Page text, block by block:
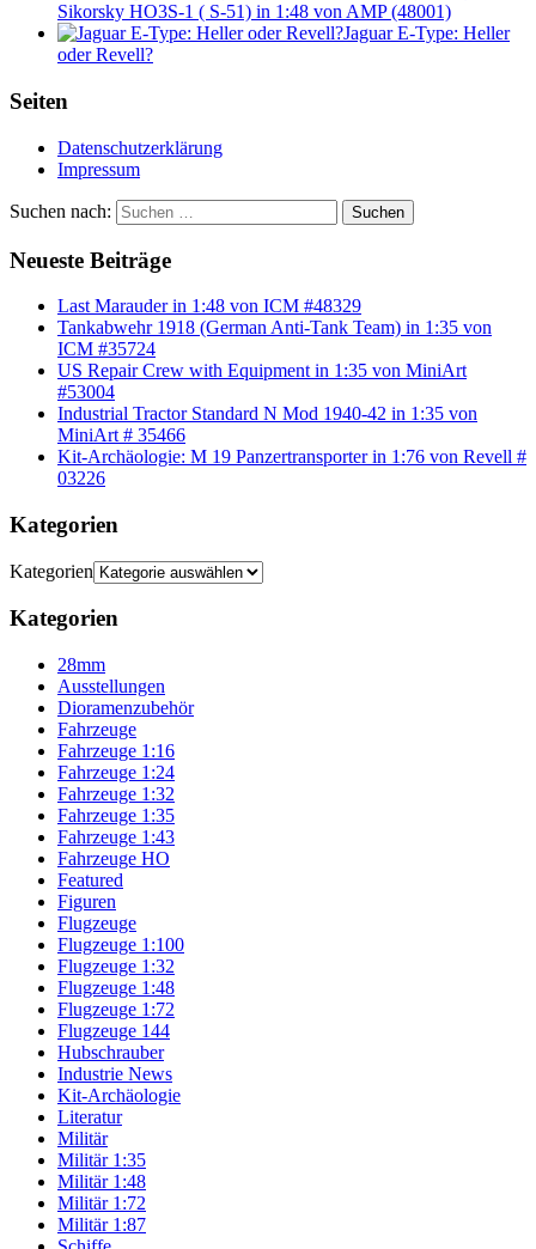
Sikorsky HO3S-1 ( S-51) in 1:48 von AMP (48001)
Jaguar E-Type: Heller
oder Revell?
Seiten
Datenschutzerklärung
Impressum
Suchen nach: Suchen
Neueste Beiträge
Last Marauder in 1:48 von ICM #48329
Tankabwehr 1918 (German Anti-Tank Team) in 1:35 von
ICM #35724
US Repair Crew with Equipment in 1:35 von MiniArt
#53004
Industrial Tractor Standard N Mod 1940-42 in 1:35 von
MiniArt # 35466
Kit-Archäologie: M 19 Panzertransporter in 1:76 von Revell #
03226
Kategorien
Kategorien
Kategorien
28mm
Ausstellungen
Dioramenzubehör
Fahrzeuge
Fahrzeuge 1:16
Fahrzeuge 1:24
Fahrzeuge 1:32
Fahrzeuge 1:35
Fahrzeuge 1:43
Fahrzeuge HO
Featured
Figuren
Flugzeuge
Flugzeuge 1:100
Flugzeuge 1:32
Flugzeuge 1:48
Flugzeuge 1:72
Flugzeuge 144
Hubschrauber
Industrie News
Kit-Archäologie
Literatur
Militär
Militär 1:35
Militär 1:48
Militär 1:72
Militär 1:87